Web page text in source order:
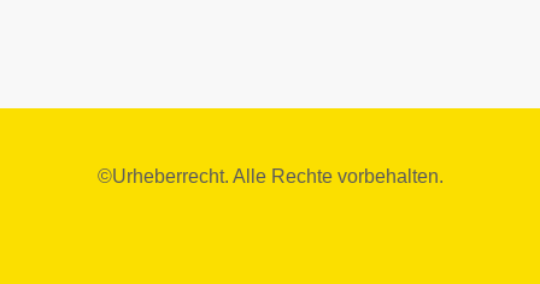
©Urheberrecht. Alle Rechte vorbehalten.